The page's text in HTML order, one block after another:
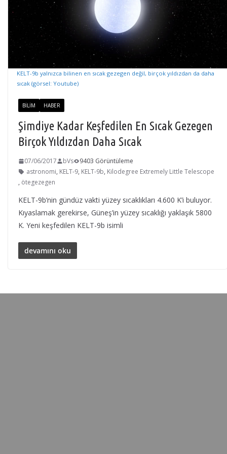
KELT-9b yalnızca bilinen en sıcak gezegen değil, birçok yıldızdan da daha
sıcak (görsel: Youtube)
BILIM HABER
Şimdiye Kadar Keşfedilen En Sıcak Gezegen
Birçok Yıldızdan Daha Sıcak
07/06/2017 bVs
9403 Görüntüleme
astronomi, KELT-9, KELT-9b, Kilodegree Extremely Little Telescope
, ötegezegen
KELT-9b’nin gündüz vakti yüzey sıcaklıkları 4.600 K’i buluyor.
Kıyaslamak gerekirse, Güneş’in yüzey sıcaklığı yaklaşık 5800
K. Yeni keşfedilen KELT-9b isimli
devamını oku